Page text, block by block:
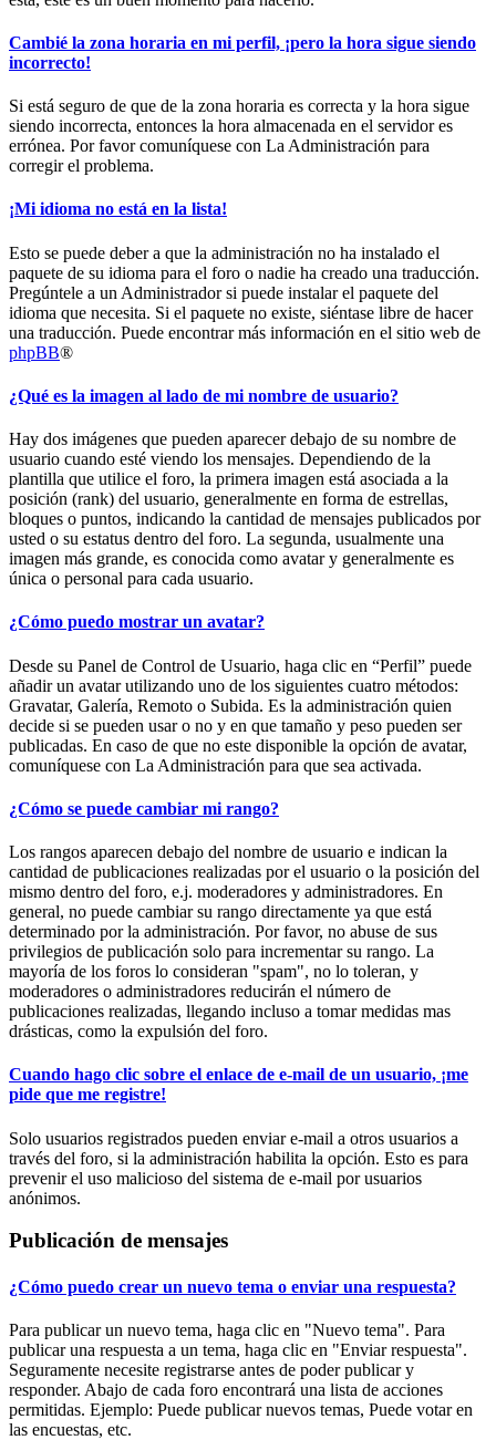
Cambié la zona horaria en mi perfil, ¡pero la hora sigue siendo
incorrecto!
Si está seguro de que de la zona horaria es correcta y la hora sigue
siendo incorrecta, entonces la hora almacenada en el servidor es
errónea. Por favor comuníquese con La Administración para
corregir el problema.
¡Mi idioma no está en la lista!
Esto se puede deber a que la administración no ha instalado el
paquete de su idioma para el foro o nadie ha creado una traducción.
Pregúntele a un Administrador si puede instalar el paquete del
idioma que necesita. Si el paquete no existe, siéntase libre de hacer
una traducción. Puede encontrar más información en el sitio web de
phpBB®
¿Qué es la imagen al lado de mi nombre de usuario?
Hay dos imágenes que pueden aparecer debajo de su nombre de
usuario cuando esté viendo los mensajes. Dependiendo de la
plantilla que utilice el foro, la primera imagen está asociada a la
posición (rank) del usuario, generalmente en forma de estrellas,
bloques o puntos, indicando la cantidad de mensajes publicados por
usted o su estatus dentro del foro. La segunda, usualmente una
imagen más grande, es conocida como avatar y generalmente es
única o personal para cada usuario.
¿Cómo puedo mostrar un avatar?
Desde su Panel de Control de Usuario, haga clic en “Perfil” puede
añadir un avatar utilizando uno de los siguientes cuatro métodos:
Gravatar, Galería, Remoto o Subida. Es la administración quien
decide si se pueden usar o no y en que tamaño y peso pueden ser
publicadas. En caso de que no este disponible la opción de avatar,
comuníquese con La Administración para que sea activada.
¿Cómo se puede cambiar mi rango?
Los rangos aparecen debajo del nombre de usuario e indican la
cantidad de publicaciones realizadas por el usuario o la posición del
mismo dentro del foro, e.j. moderadores y administradores. En
general, no puede cambiar su rango directamente ya que está
determinado por la administración. Por favor, no abuse de sus
privilegios de publicación solo para incrementar su rango. La
mayoría de los foros lo consideran "spam", no lo toleran, y
moderadores o administradores reducirán el número de
publicaciones realizadas, llegando incluso a tomar medidas mas
drásticas, como la expulsión del foro.
Cuando hago clic sobre el enlace de e-mail de un usuario, ¡me
pide que me registre!
Solo usuarios registrados pueden enviar e-mail a otros usuarios a
través del foro, si la administración habilita la opción. Esto es para
prevenir el uso malicioso del sistema de e-mail por usuarios
anónimos.
Publicación de mensajes
¿Cómo puedo crear un nuevo tema o enviar una respuesta?
Para publicar un nuevo tema, haga clic en "Nuevo tema". Para
publicar una respuesta a un tema, haga clic en "Enviar respuesta".
Seguramente necesite registrarse antes de poder publicar y
responder. Abajo de cada foro encontrará una lista de acciones
permitidas. Ejemplo: Puede publicar nuevos temas, Puede votar en
las encuestas, etc.